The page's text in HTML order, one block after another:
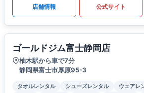
店舗情報 公式サイト
ゴールドジム富士静岡店
柚木駅から車で7分
静岡県富士市厚原95-3
タオルレンタル シューズレンタル ウェアレ